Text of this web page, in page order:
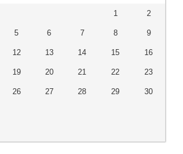
1 2
5 6 7 8 9
12 13 14 15 16
19 20 21 22 23
26 27 28 29 30